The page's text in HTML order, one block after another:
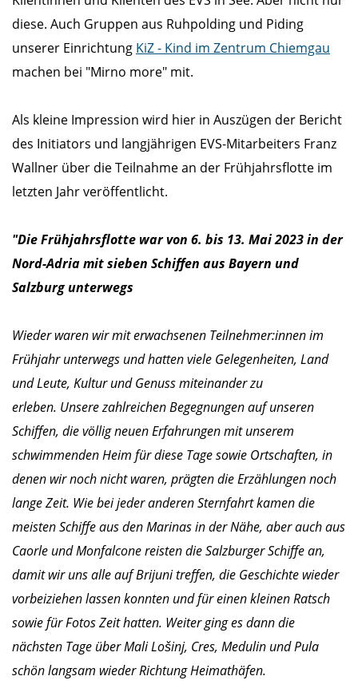
diese. Auch Gruppen aus Ruhpolding und Piding
unserer Einrichtung KiZ - Kind im Zentrum Chiemgau
machen bei "Mirno more" mit.
Als kleine Impression wird hier in Auszügen der Bericht
des Initiators und langjährigen EVS-Mitarbeiters Franz
Wallner über die Teilnahme an der Frühjahrsflotte im
letzten Jahr veröffentlicht.
"Die Frühjahrsflotte war von 6. bis 13. Mai 2023 in der
Nord-Adria mit sieben Schiffen aus Bayern und
Salzburg unterwegs
Wieder waren wir mit erwachsenen Teilnehmer:innen im
Frühjahr unterwegs und hatten viele Gelegenheiten, Land
und Leute, Kultur und Genuss miteinander zu
erleben. Unsere zahlreichen Begegnungen auf unseren
Schiffen, die völlig neuen Erfahrungen mit unserem
schwimmenden Heim für diese Tage sowie Ortschaften, in
denen wir noch nicht waren, prägten die Erzählungen noch
lange Zeit. Wie bei jeder anderen Sternfahrt kamen die
meisten Schiffe aus den Marinas in der Nähe, aber auch aus
Caorle und Monfalcone reisten die Salzburger Schiffe an,
damit wir uns alle auf Brijuni treffen, die Geschichte wieder
vorbeiziehen lassen konnten und für einen kleinen Ratsch
sowie für Fotos Zeit hatten. Weiter ging es dann die
nächsten Tage über Mali Lošinj, Cres, Medulin und Pula
schön langsam wieder Richtung Heimathäfen.